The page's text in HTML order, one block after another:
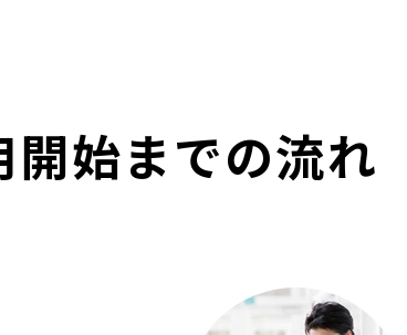
開始までの流れ